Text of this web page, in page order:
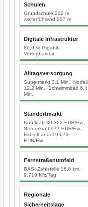
Schulen
Grundschule 202 m,
weiterführend 207 m
Digitale Infrastruktur
89,9 % Gigabit-
Verfügbarkeit
Alltagsversorgung
Supermarkt 3,1 Min., Notfall
12,2 Min., Schwimmbad 6,4
Min.
Standortmarkt
Kaufkraft 30.322 EUR/Ew.,
Steuerkraft 977 EUR/Ew.,
Einzelhandel 9.073
EUR/Ew.
Fernstraßenumfeld
BASt-Zählstelle 16,6 km,
9.719 Kfz/Tag
Regionale
Sicherheitslage